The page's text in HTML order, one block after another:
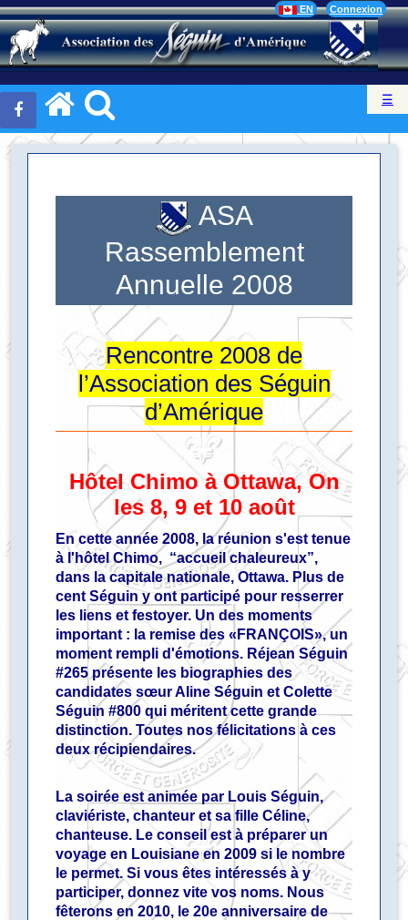
Connexion
EN
☰
ASA
Rassemblement
Annuelle 2008
Rencontre 2008 de
l’Association des Séguin
d’Amérique
Hôtel Chimo à Ottawa, On
les 8, 9 et 10 août
En cette année 2008, la réunion s'est tenue
à l'hôtel Chimo, “accueil chaleureux”,
dans la capitale nationale, Ottawa. Plus de
cent Séguin y ont participé pour resserrer
les liens et festoyer. Un des moments
important : la remise des «FRANÇOIS», un
moment rempli d'émotions. Réjean Séguin
#265 présente les biographies des
candidates sœur Aline Séguin et Colette
Séguin #800 qui méritent cette grande
distinction. Toutes nos félicitations à ces
deux récipiendaires.
La soirée est animée par Louis Séguin,
claviériste, chanteur et sa fille Céline,
chanteuse. Le conseil est à préparer un
voyage en Louisiane en 2009 si le nombre
le permet. Si vous êtes intéressés à y
participer, donnez vite vos noms. Nous
fêterons en 2010, le 20e anniversaire de